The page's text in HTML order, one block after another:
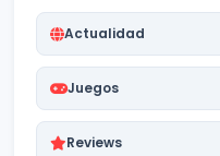
Actualidad
Juegos
Reviews